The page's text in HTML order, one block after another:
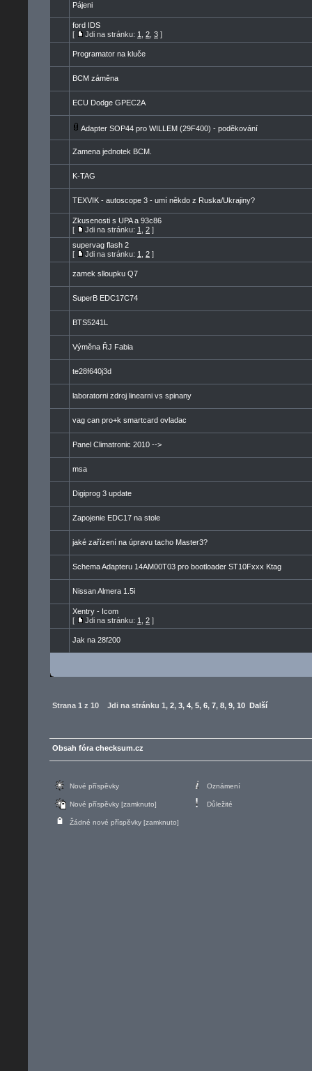
Pájeni
ford IDS
[
Jdi na stránku: 1 2 3 ]
Programator na kluče
BCM záměna
ECU Dodge GPEC2A
Adapter SOP44 pro WILLEM (29F400) - poděkování
Zamena jednotek BCM.
K-TAG
TEXVIK - autoscope 3 - umí někdo z Ruska/Ukrajiny?
Zkusenosti s UPA a 93c86
[
Jdi na stránku: 1 2 ]
supervag flash 2
[
Jdi na stránku: 1 2 ]
zamek slloupku Q7
SuperB EDC17C74
BTS5241L
Výměna ŘJ Fabia
te28f640j3d
laboratorni zdroj linearni vs spinany
vag can pro+k smartcard ovladac
Panel Climatronic 2010 -->
msa
Digiprog 3 update
Zapojenie EDC17 na stole
jaké zařízení na úpravu tacho Master3?
Schema Adapteru 14AM00T03 pro bootloader ST10Fxxx Ktag
Nissan Almera 1.5i
Xentry - Icom
[
Jdi na stránku: 1 2 ]
Jak na 28f200
Strana 1 z 10 Jdi na stránku 1, 2, 3, 4, 5, 6, 7, 8, 9, 10 Další
Obsah fóra checksum.cz
Nové příspěvky Oznámení
Nové příspěvky [zamknuto] Důležité
Žádné nové příspěvky [zamknuto]